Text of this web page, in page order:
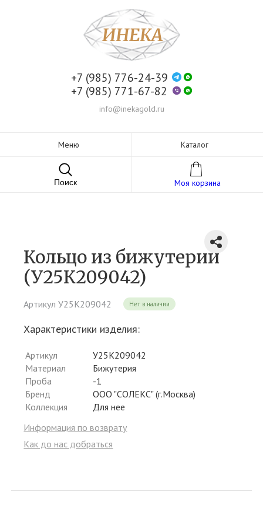
+7 (985) 776-24-39
+7 (985) 771-67-82
info@inekagold.ru
Меню Каталог
Поиск Моя корзина
Кольцо из бижутерии
(У25К209042)
Артикул У25К209042 Нет в наличии
Характеристики изделия:
Артикул
У25К209042
Материал
Бижутерия
Проба
-1
Бренд
ООО "СОЛЕКС" (г.Москва)
Коллекция
Для нее
Информация по возврату
Как до нас добраться